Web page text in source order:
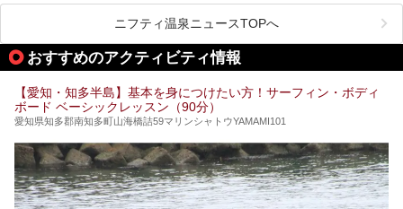
ムリエの目線で紹介していきます！
名古屋市内にはスーパー銭湯や日帰り温泉が多く、「どこに
行こうかな？」と悩んでしまう方も多いと思います。
ぜひこの記事を参考にして「キャナル・リゾート」に出かけ
てみるのはいかがでしょうか？
ニフティ温泉ニュースTOPへ
おすすめのアクティビティ情報
【愛知・知多半島】基本を身につけたい方！サーフィン・ボディ
ボード ベーシックレッスン（90分）
愛知県知多郡南知多町山海橋詰59マリンシャトウYAMAMI101